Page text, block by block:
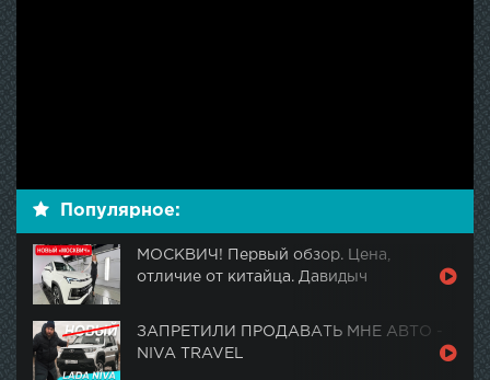
Популярное:
МОСКВИЧ! Первый обзор. Цена,
отличие от китайца. Давидыч
ЗАПРЕТИЛИ ПРОДАВАТЬ МНЕ АВТО -
NIVA TRAVEL